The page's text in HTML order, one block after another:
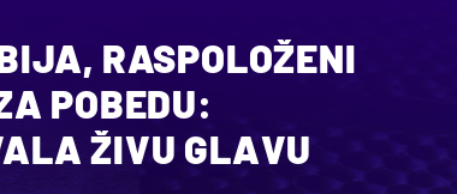
RASPOLOŽENI
POBEDU:
ŽIVU GLAVU